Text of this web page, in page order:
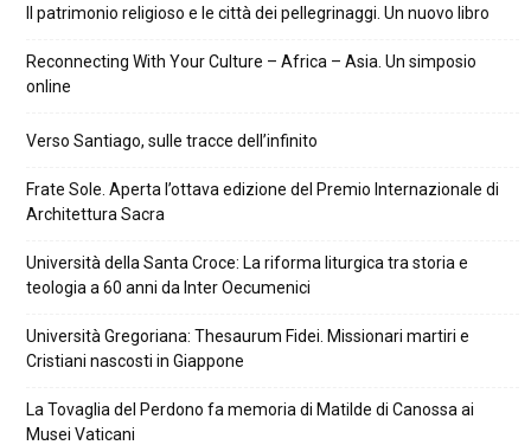
Il patrimonio religioso e le città dei pellegrinaggi. Un nuovo libro
Reconnecting With Your Culture – Africa – Asia. Un simposio
online
Verso Santiago, sulle tracce dell’infinito
Frate Sole. Aperta l’ottava edizione del Premio Internazionale di
Architettura Sacra
Università della Santa Croce: La riforma liturgica tra storia e
teologia a 60 anni da Inter Oecumenici
Università Gregoriana: Thesaurum Fidei. Missionari martiri e
Cristiani nascosti in Giappone
La Tovaglia del Perdono fa memoria di Matilde di Canossa ai
Musei Vaticani